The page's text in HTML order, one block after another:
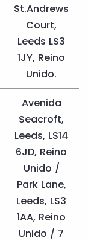
St.Andrews
Court,
Leeds LS3
1JY, Reino
Unido.
Avenida
Seacroft,
Leeds, LS14
6JD, Reino
Unido /
Park Lane,
Leeds, LS3
1AA, Reino
Unido / 7